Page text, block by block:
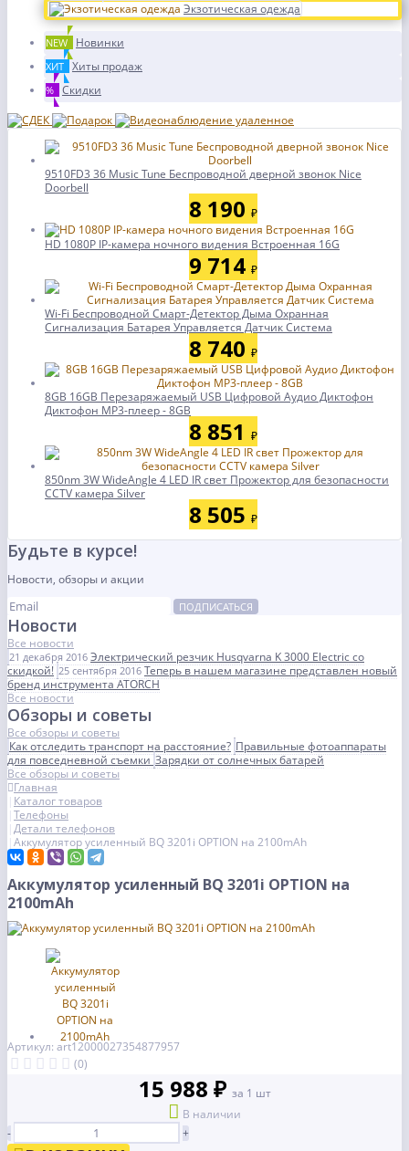
Экзотическая одежда
NEW Новинки
ХИТ Хиты продаж
% Скидки
9510FD3 36 Music Tune Беспроводной дверной звонок Nice
Doorbell
8 190 ₽
HD 1080P IP-камера ночного видения Встроенная 16G
9 714 ₽
Wi-Fi Беспроводной Смарт-Детектор Дыма Охранная
Сигнализация Батарея Управляется Датчик Система
8 740 ₽
8GB 16GB Перезаряжаемый USB Цифровой Аудио Диктофон
Диктофон MP3-плеер - 8GB
8 851 ₽
850nm 3W WideAngle 4 LED IR свет Прожектор для безопасности
CCTV камера Silver
8 505 ₽
Будьте в курсе!
Новости, обзоры и акции
ПОДПИСАТЬСЯ
Новости
Все новости
21 декабря 2016 Электрический резчик Husqvarna K 3000 Electric со
скидкой! 25 сентября 2016 Теперь в нашем магазине представлен новый
бренд инструмента ATORCH
Все новости
Обзоры и советы
Все обзоры и советы
Как отследить транспорт на расстояние? Правильные фотоаппараты
для повседневной съемкиЗарядки от солнечных батарей
Все обзоры и советы
Главная
Каталог товаров
Телефоны
Детали телефонов
Аккумулятор усиленный BQ 3201i OPTION на 2100mAh
Аккумулятор усиленный BQ 3201i OPTION на
2100mAh
Артикул: art12000027354877957
(0)
15 988 ₽ за 1 шт
В наличии
-
+